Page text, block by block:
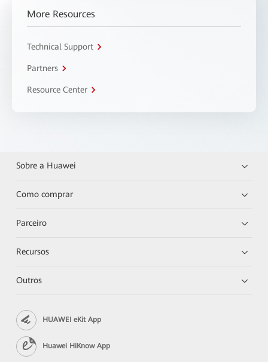
More Resources
Technical Support
Partners
Resource Center
Sobre a Huawei
Como comprar
Parceiro
Recursos
Outros
HUAWEI eKit App
Huawei HiKnow App